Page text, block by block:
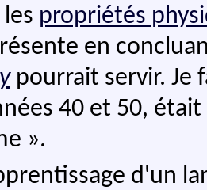
propriétés
en
pourrait servir. Je
40 et 50,
».
d'un